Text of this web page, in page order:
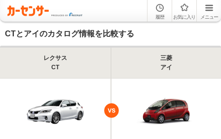
履歴 お気に入り メニュー
CTとアイのカタログ情報を比較する
レクサス
CT
三菱
アイ